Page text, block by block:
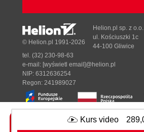
Kurs video
Designed with ♥ byTonik.pl
© Helion.pl 1991-2026
Helion.pl sp. z o.o.
ul. Kościuszki 1c
44-100 Gliwice
tel. (32) 230-98-63
e-mail: [wyświetl email]@helion.pl
NIP: 6312636254
Regon: 241989027